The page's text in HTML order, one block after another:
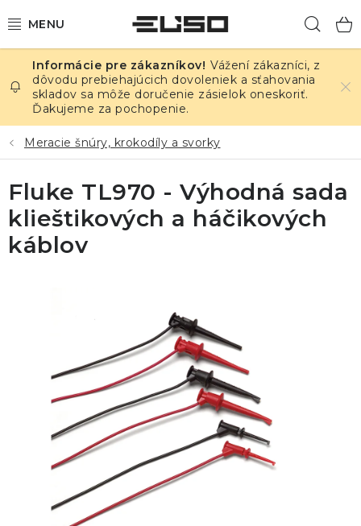
na
ELEKTRINA
TEPLOTA A VLHKOSŤ
TLAK A ÚNIKY
ZÁZNAMNÍKY
KALIBRÁCIA
ZNAČKY
Obchodné podmienky GDPR
Vážení zákazníci, z
dôvodu prebiehajúcich dovoleniek a sťahovania
skladov sa môže doručenie zásielok oneskoriť.
Ďakujeme za pochopenie.
Meracie šnúry, krokodíly a svorky
Fluke TL970 - Výhodná sada
klieštikových a háčikových
káblov